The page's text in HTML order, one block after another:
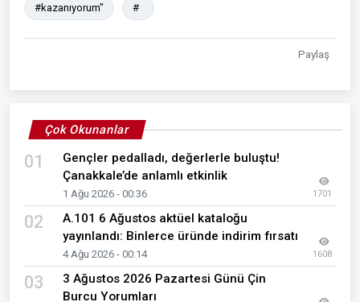
#kazanıyorum" #
Paylaş
Çok Okunanlar
01
Gençler pedalladı, değerlerle buluştu!
Çanakkale’de anlamlı etkinlik
1 Ağu 2026 - 00:36 1701
02
A.101 6 Ağustos aktüel kataloğu
yayınlandı: Binlerce üründe indirim fırsatı
4 Ağu 2026 - 00:14 1608
03
3 Ağustos 2026 Pazartesi Günü Çin
Burcu Yorumları